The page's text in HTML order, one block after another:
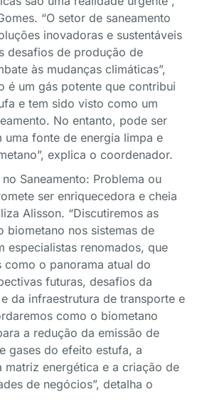
“O setor de saneamento
inovadoras e sustentáveis
desafios de produção de
às mudanças climáticas”,
é um gás potente que contribui
e tem sido visto como um
No entanto, pode ser
uma fonte de energia limpa e
explica o coordenador.
no Saneamento: Problema ou
ser enriquecedora e cheia
Alisson. “Discutiremos as
biometano nos sistemas de
especialistas renomados, que
como o panorama atual do
futuras, desafios da
da infraestrutura de transporte e
como o biometano
a redução da emissão de
gases do efeito estufa, a
matriz energética e a criação de
de negócios”, detalha o